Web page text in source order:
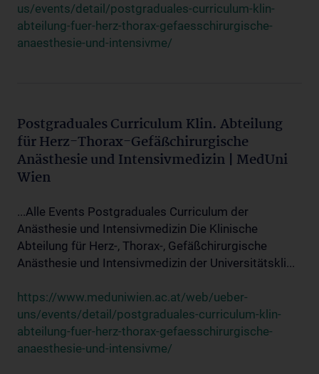
us/events/detail/postgraduales-curriculum-klin-
abteilung-fuer-herz-thorax-gefaesschirurgische-
anaesthesie-und-intensivme/
Postgraduales Curriculum Klin. Abteilung
für Herz-Thorax-Gefäßchirurgische
Anästhesie und Intensivmedizin | MedUni
Wien
...Alle Events Postgraduales Curriculum der
Anästhesie und Intensivmedizin Die Klinische
Abteilung für Herz-, Thorax-, Gefäßchirurgische
Anästhesie und Intensivmedizin der Universitätskli...
https://www.meduniwien.ac.at/web/ueber-
uns/events/detail/postgraduales-curriculum-klin-
abteilung-fuer-herz-thorax-gefaesschirurgische-
anaesthesie-und-intensivme/